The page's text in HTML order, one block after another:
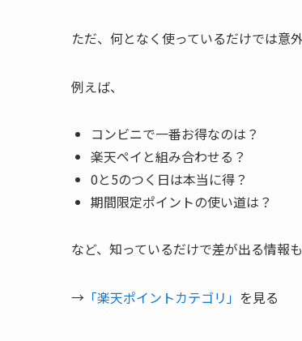
ただ、何となく使っているだけでは意
例えば、
コンビニで一番お得なのは？
楽天ペイと組み合わせる？
0と5のつく日は本当に得？
期間限定ポイントの使い道は？
など、知っているだけで差が出る情報
→ 「楽天ポイントカテゴリ」 を見る